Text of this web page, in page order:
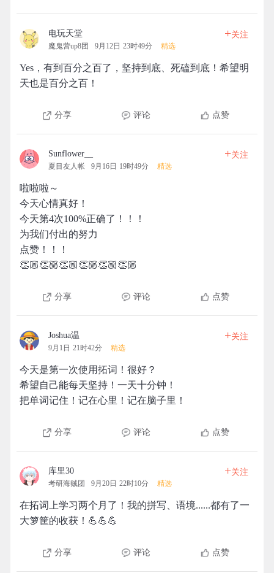
电玩天堂
魔鬼营up8团 9月12日 23时49分 精选
+关注
Yes，有到百分之百了，坚持到底、死磕到底！希望明
天也是百分之百！
分享 评论 点赞
Sunflower__
夏目友人帐 9月16日 19时49分 精选
+关注
啦啦啦～
今天心情真好！
今天第4次100%正确了！！！
为我们付出的努力
点赞！！！
👏🏼👏🏼👏🏼👏🏼👏🏼👏🏼
分享 评论 点赞
Joshua温
9月1日 21时42分 精选
+关注
今天是第一次使用拓词！很好？
希望自己能每天坚持！一天十分钟！
把单词记住！记在心里！记在脑子里！
分享 评论 点赞
库里30
考研海贼团 9月20日 22时10分 精选
+关注
在拓词上学习两个月了！我的拼写、语境......都有了一
大箩筐的收获！💪💪💪
分享 评论 点赞